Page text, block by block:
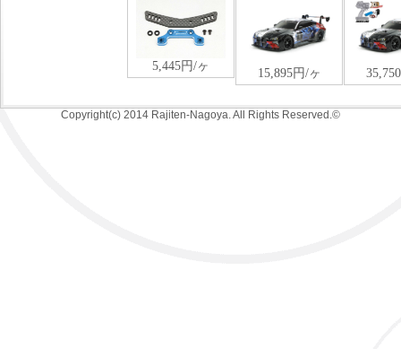
Copyright(c) 2014 Rajiten-Nagoya. All Rights Reserved.©